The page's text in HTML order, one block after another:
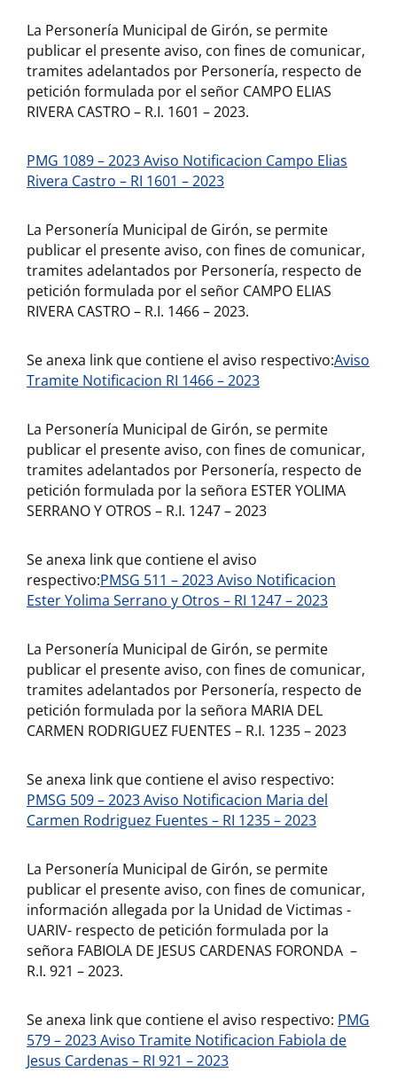
La Personería Municipal de Girón, se permite
publicar el presente aviso, con fines de comunicar,
tramites adelantados por Personería, respecto de
petición formulada por el señor CAMPO ELIAS
RIVERA CASTRO – R.I. 1601 – 2023.
PMG 1089 – 2023 Aviso Notificacion Campo Elias
Rivera Castro – RI 1601 – 2023
La Personería Municipal de Girón, se permite
publicar el presente aviso, con fines de comunicar,
tramites adelantados por Personería, respecto de
petición formulada por el señor CAMPO ELIAS
RIVERA CASTRO – R.I. 1466 – 2023.
Se anexa link que contiene el aviso respectivo:Aviso
Tramite Notificacion RI 1466 – 2023
La Personería Municipal de Girón, se permite
publicar el presente aviso, con fines de comunicar,
tramites adelantados por Personería, respecto de
petición formulada por la señora ESTER YOLIMA
SERRANO Y OTROS – R.I. 1247 – 2023
Se anexa link que contiene el aviso
respectivo:PMSG 511 – 2023 Aviso Notificacion
Ester Yolima Serrano y Otros – RI 1247 – 2023
La Personería Municipal de Girón, se permite
publicar el presente aviso, con fines de comunicar,
tramites adelantados por Personería, respecto de
petición formulada por la señora MARIA DEL
CARMEN RODRIGUEZ FUENTES – R.I. 1235 – 2023
Se anexa link que contiene el aviso respectivo:
PMSG 509 – 2023 Aviso Notificacion Maria del
Carmen Rodriguez Fuentes – RI 1235 – 2023
La Personería Municipal de Girón, se permite
publicar el presente aviso, con fines de comunicar,
información allegada por la Unidad de Victimas -
UARIV- respecto de petición formulada por la
señora FABIOLA DE JESUS CARDENAS FORONDA –
R.I. 921 – 2023.
Se anexa link que contiene el aviso respectivo: PMG
579 – 2023 Aviso Tramite Notificacion Fabiola de
Jesus Cardenas – RI 921 – 2023